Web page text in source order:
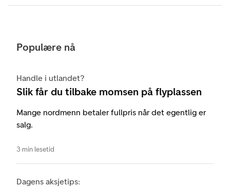
Populære nå
Handle i utlandet?
Slik får du tilbake momsen på flyplassen
Mange nordmenn betaler fullpris når det egentlig er
salg.
3 min lesetid
Dagens aksjetips: